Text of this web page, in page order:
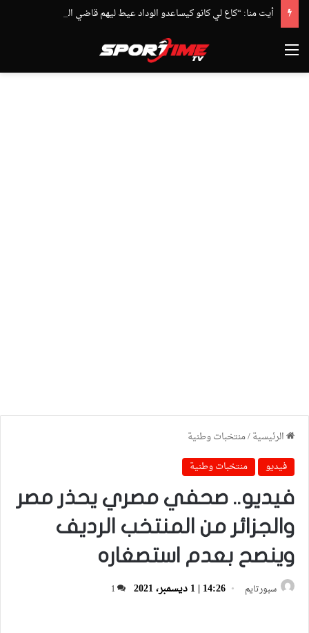
القائمة
الرئيسية/منتخبات وطنية
فيديو
منتخبات وطنية
فيديو.. صحفي مصري يحذر مصر
والجزائر من المنتخب الرديف
وينصح بعدم استصغاره
سبورتايم 14:26 | 1 ديسمبر، 2021 1